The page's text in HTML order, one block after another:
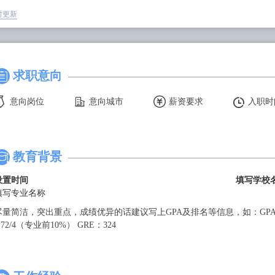
更新
求职意向
  
教育背景